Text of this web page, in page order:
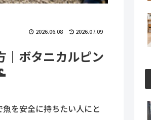
2026.06.08 2026.07.09
｜ボタニカルピン
を安全に持ちたい人にと